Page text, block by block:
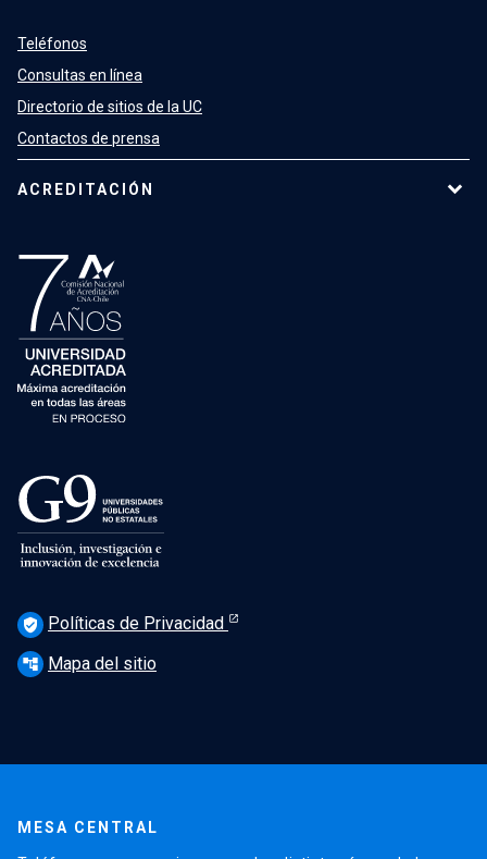
Teléfonos
Consultas en línea
Directorio de sitios de la UC
Contactos de prensa
ACREDITACIÓN
verified_user Políticas de Privacidad
account_tree Mapa del sitio
MESA CENTRAL